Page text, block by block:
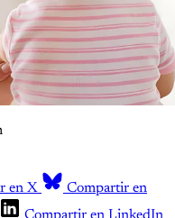
en X
Compartir en
Compartir en LinkedIn